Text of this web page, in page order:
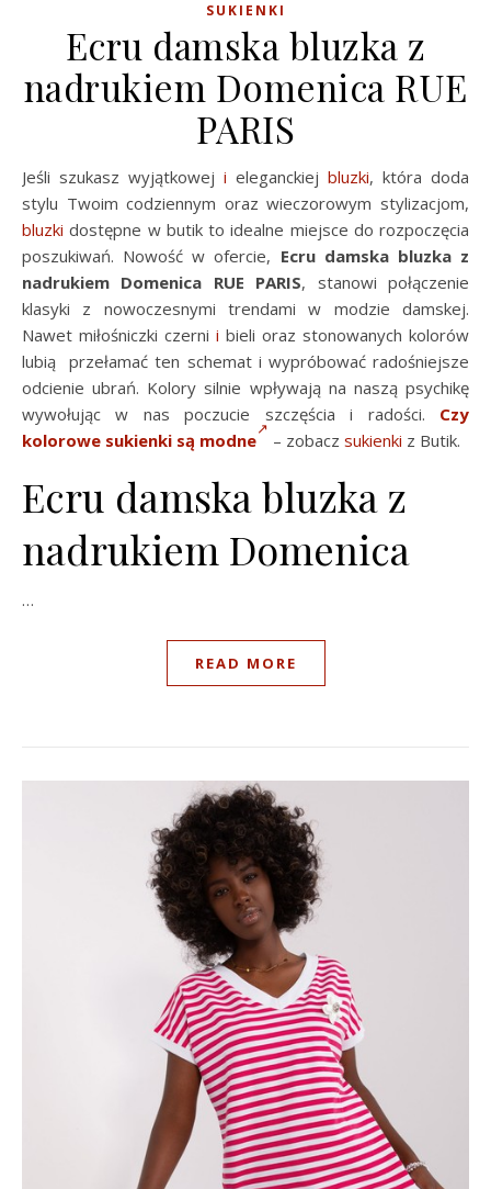
SUKIENKI
Ecru damska bluzka z
nadrukiem Domenica RUE
PARIS
Jeśli szukasz wyjątkowej i eleganckiej bluzki, która doda
stylu Twoim codziennym oraz wieczorowym stylizacjom,
bluzki dostępne w butik to idealne miejsce do rozpoczęcia
poszukiwań. Nowość w ofercie, Ecru damska bluzka z
nadrukiem Domenica RUE PARIS, stanowi połączenie
klasyki z nowoczesnymi trendami w modzie damskej.
Nawet miłośniczki czerni i bieli oraz stonowanych kolorów
lubią przełamać ten schemat i wypróbować radośniejsze
odcienie ubrań. Kolory silnie wpływają na naszą psychikę
wywołując w nas poczucie szczęścia i radości. Czy
kolorowe sukienki są modne
– zobacz sukienki z Butik.
Ecru damska bluzka z
nadrukiem Domenica
…
READ MORE